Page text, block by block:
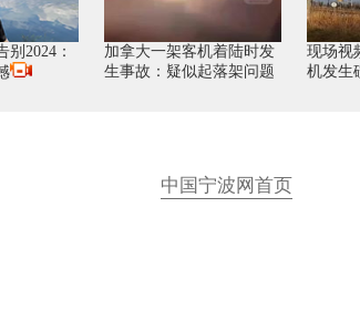
2024：
加拿大一架客机着陆时发
生事故：疑似起落架问题
现场视
机发生
中国宁波网首页